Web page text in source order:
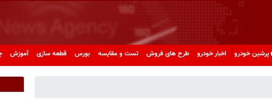
پرشین خودرو اخبار خودرو طرح های فروش تست و مقایسه بورس قطعه سازی آموزش